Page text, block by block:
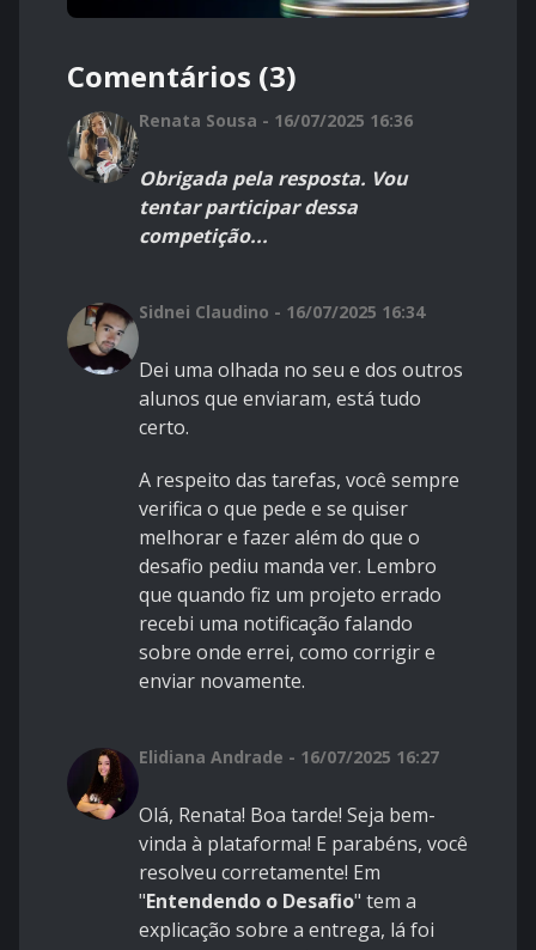
Comentários (3)
Renata Sousa - 16/07/2025 16:36
Obrigada pela resposta. Vou
tentar participar dessa
competição...
Sidnei Claudino - 16/07/2025 16:34
Dei uma olhada no seu e dos outros
alunos que enviaram, está tudo
certo.
A respeito das tarefas, você sempre
verifica o que pede e se quiser
melhorar e fazer além do que o
desafio pediu manda ver. Lembro
que quando fiz um projeto errado
recebi uma notificação falando
sobre onde errei, como corrigir e
enviar novamente.
Elidiana Andrade - 16/07/2025 16:27
Olá, Renata! Boa tarde! Seja bem-
vinda à plataforma! E parabéns, você
resolveu corretamente! Em
"Entendendo o Desafio" tem a
explicação sobre a entrega, lá foi